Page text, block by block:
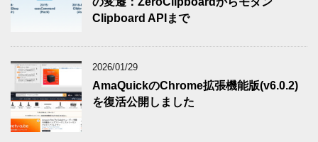
Clipboard APIまで
2026/01/29
AmaQuickのChrome拡張機能版(v6.0.2)
を復活公開しました